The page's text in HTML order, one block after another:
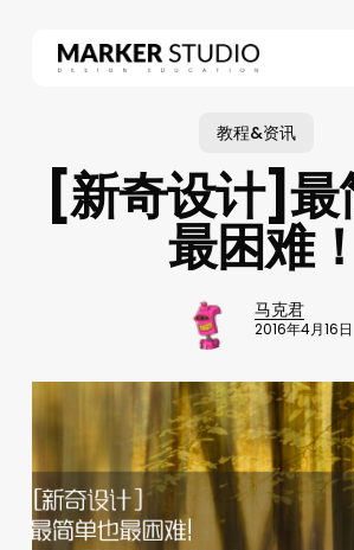
教程&资讯
[新奇设计]最
最困难！
马克君
2016年4月16日